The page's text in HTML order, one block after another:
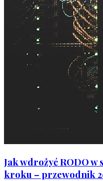
Jak wdrożyć RODO
kroku – przewodnik